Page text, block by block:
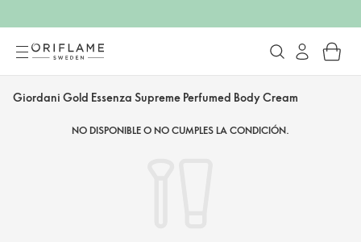
Giordani Gold Essenza Supreme Perfumed Body Cream
NO DISPONIBLE O NO CUMPLES LA CONDICIÓN.